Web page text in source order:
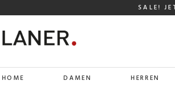
SALE!
HOME DAMEN HERREN